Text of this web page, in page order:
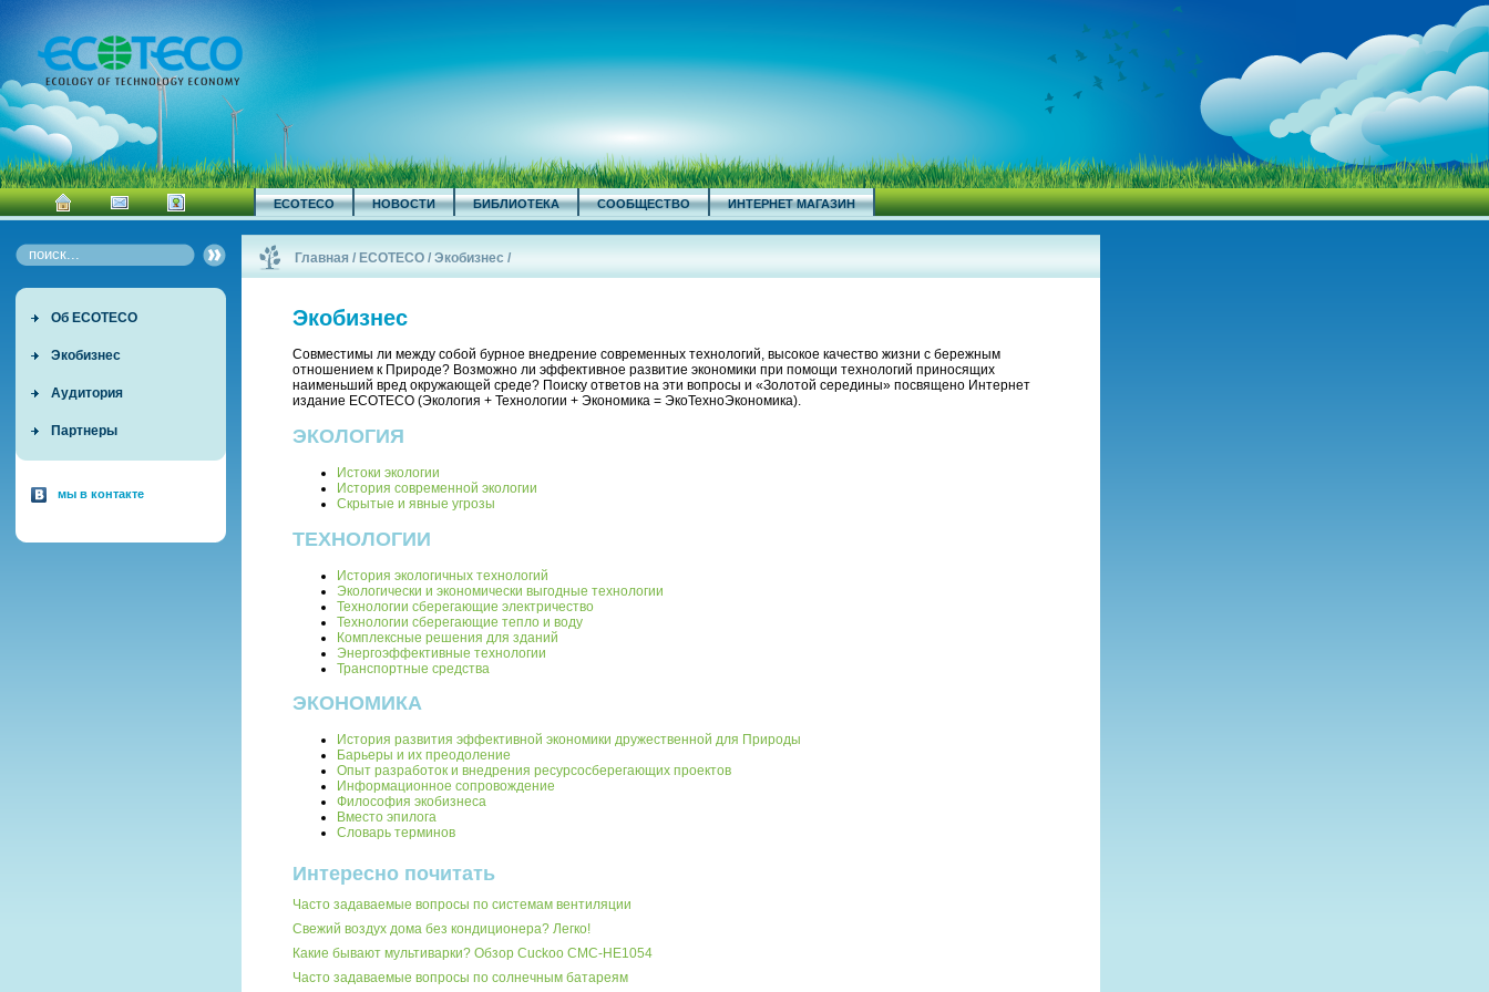
ECOTECO НОВОСТИ БИБЛИОТЕКА СООБЩЕСТВО ИНТЕРНЕТ МАГАЗИН
Об ECOTECO
Экобизнес
Аудитория
Партнеры
мы в контакте
Главная / ECOTECO /Экобизнес /
Экобизнес
Совместимы ли между собой бурное внедрение современных технологий, высокое качество жизни с бережным
отношением к Природе? Возможно ли эффективное развитие экономики при помощи технологий приносящих
наименьший вред окружающей среде? Поиску ответов на эти вопросы и «Золотой середины» посвящено Интернет
издание ECOTECO (Экология + Технологии + Экономика = ЭкоТехноЭкономика).
ЭКОЛОГИЯ
Истоки экологии
История современной экологии
Скрытые и явные угрозы
ТЕХНОЛОГИИ
История экологичных технологий
Экологически и экономически выгодные технологии
Технологии сберегающие электричество
Технологии сберегающие тепло и воду
Комплексные решения для зданий
Энергоэффективные технологии
Транспортные средства
ЭКОНОМИКА
История развития эффективной экономики дружественной для Природы
Барьеры и их преодоление
Опыт разработок и внедрения ресурсосберегающих проектов
Информационное сопровождение
Философия экобизнеса
Вместо эпилога
Словарь терминов
Интересно почитать
Часто задаваемые вопросы по системам вентиляции
Свежий воздух дома без кондиционера? Легко!
Какие бывают мультиварки? Обзор Cuckoo CMC-HE1054
Часто задаваемые вопросы по солнечным батареям